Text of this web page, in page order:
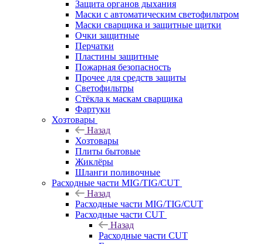
Защита органов дыхания
Маски с автоматическим светофильтром
Маски сварщика и защитные щитки
Очки защитные
Перчатки
Пластины защитные
Пожарная безопасность
Прочее для средств защиты
Светофильтры
Стёкла к маскам сварщика
Фартуки
Хозтовары
Назад
Хозтовары
Плиты бытовые
Жиклёры
Шланги поливочные
Расходные части MIG/TIG/CUT
Назад
Расходные части MIG/TIG/CUT
Расходные части CUT
Назад
Расходные части CUT